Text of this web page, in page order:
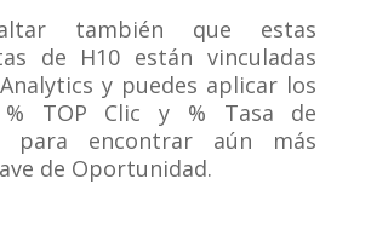
también que estas
de H10 están vinculadas
y puedes aplicar los
TOP Clic y % Tasa de
para encontrar aún más
de Oportunidad.